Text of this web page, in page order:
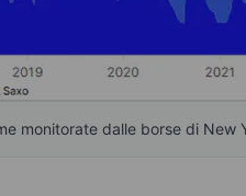
monitorate dalle borse di New